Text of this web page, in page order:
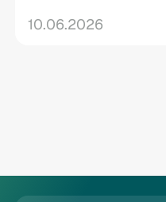
10.06.2026